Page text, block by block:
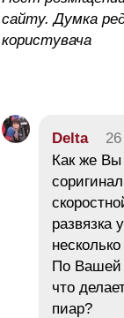
сайту. Думка
користувача
Delta
Как же Вы
развязка
По Вашей
что
пиар?